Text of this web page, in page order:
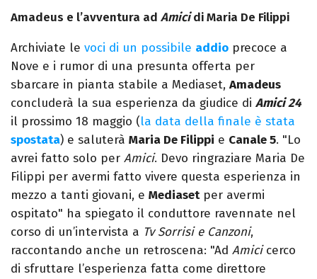
Amadeus e l’avventura ad Amicidi Maria De Filippi
Archiviate le voci di un possibile addio precoce a
Nove e i rumor di una presunta offerta per
sbarcare in pianta stabile a Mediaset, Amadeus
concluderà la sua esperienza da giudice di Amici 24
il prossimo 18 maggio (la data della finale è stata
spostata) e saluterà Maria De Filippi e Canale 5. "Lo
avrei fatto solo per Amici. Devo ringraziare Maria De
Filippi per avermi fatto vivere questa esperienza in
mezzo a tanti giovani, e Mediasetper avermi
ospitato" ha spiegato il conduttore ravennate nel
corso di un’intervista a Tv Sorrisi e Canzoni,
raccontando anche un retroscena: "Ad Amicicerco
di sfruttare l’esperienza fatta come direttore